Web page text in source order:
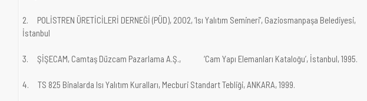
2. POLİSTREN ÜRETİCİLERİ DERNEĞİ (PÜD), 2002, ‘Isı Yalıtım Semineri’, Gaziosmanpaşa Belediyesi,
İstanbul
3. ŞİŞECAM, Camtaş Düzcam Pazarlama A.Ş., ‘Cam Yapı Elemanları Kataloğu’, İstanbul, 1995.
4. TS 825 Binalarda Isı Yalıtım Kuralları, Mecburi Standart Tebliği, ANKARA, 1999.